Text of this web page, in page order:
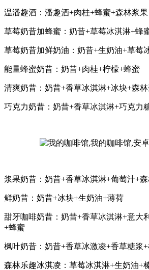
温潘趣酒：潘趣酒+肉桂+蜂蜜+森林浆果
草莓奶昔加蜂蜜：奶昔+草莓冰淇淋+蜂
草莓奶昔加鲜奶油：奶昔+生奶油+草莓
能量蜂蜜奶昔：奶昔+肉桂+柠檬+蜂蜜
清爽奶昔：奶昔+香草冰淇淋+冰块+森
巧克力奶昔：奶昔+香草冰淇淋+巧克力
浆果奶昔：奶昔+香草冰淇淋+葡萄汁+
鲜奶昔：奶昔+冰块+生奶油+薄荷
甜牙咖啡奶昔：奶昔+香草冰淇淋+意大
+蜂蜜
枫叶奶昔：奶昔+香草冰激凌+香草糖浆
森林乐趣冰淇凌：草莓冰淇淋+生奶油+